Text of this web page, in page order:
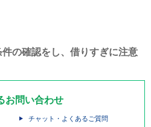
の確認をし、借りすぎに注意
お問い合わせ
チャット・よくあるご質問